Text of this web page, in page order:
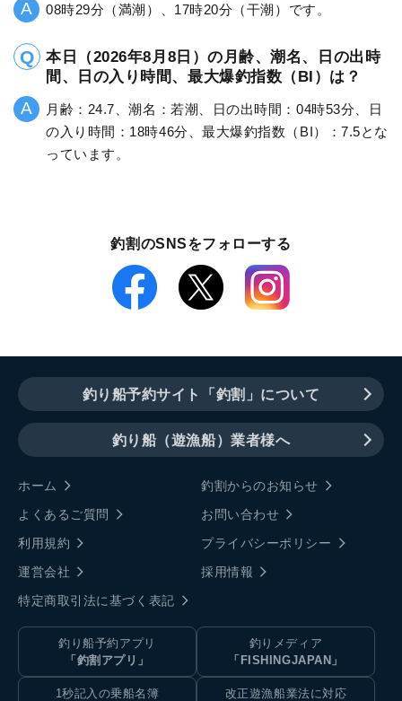
08時29分（満潮）、17時20分（干潮）です。
本日（2026年8月8日）の月齢、潮名、日の出時
間、日の入り時間、最大爆釣指数（BI）は？
月齢：24.7、潮名：若潮、日の出時間：04時53分、日
の入り時間：18時46分、最大爆釣指数（BI）：7.5とな
っています。
釣割のSNSをフォローする
釣り船予約サイト「釣割」について
釣り船（遊漁船）業者様へ
ホーム
釣割からのお知らせ
よくあるご質問
お問い合わせ
利用規約
プライバシーポリシー
運営会社
採用情報
特定商取引法に基づく表記
釣り船予約アプリ
「釣割アプリ」
釣りメディア
「FISHINGJAPAN」
1秒記入の乗船名簿
改正遊漁船業法に対応